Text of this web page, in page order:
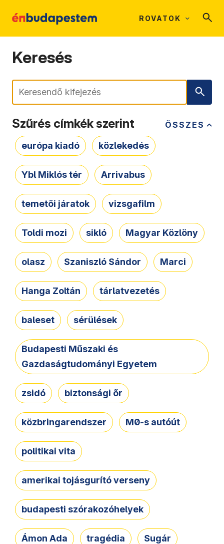
ROVATOK
Keresés
Keresés
ÖSSZES
Szűrés címkék szerint
európa kiadó közlekedés
Ybl Miklós tér Arrivabus
temetői járatok vizsgafilm
Toldi mozi sikló Magyar Közlöny
olasz Szaniszló Sándor Marci
Hanga Zoltán tárlatvezetés
baleset sérülések
Budapesti Műszaki és
Gazdaságtudományi Egyetem
zsidó biztonsági őr
közbringarendszer M0-s autóút
politikai vita
amerikai tojásgurító verseny
budapesti szórakozóhelyek
Ámon Ada tragédia Sugár